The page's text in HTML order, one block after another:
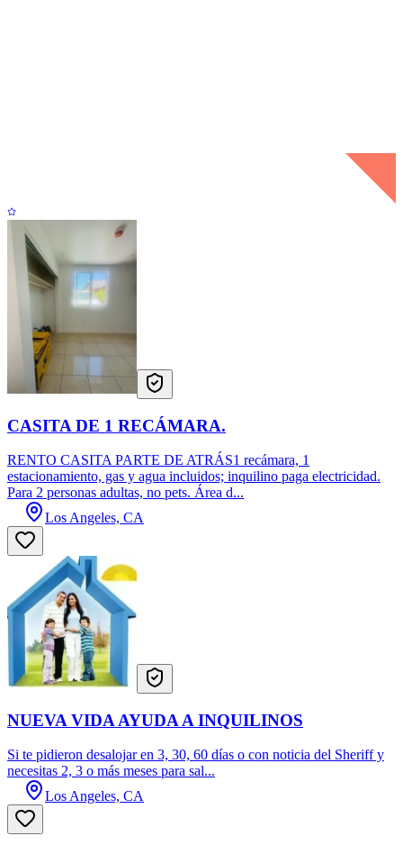
CASITA DE 1 RECÁMARA.
RENTO CASITA PARTE DE ATRÁS1 recámara, 1
estacionamiento, gas y agua incluidos; inquilino paga electricidad.
Para 2 personas adultas, no pets. Área d...
Los Angeles, CA
NUEVA VIDA AYUDA A INQUILINOS
Si te pidieron desalojar en 3, 30, 60 días o con noticia del Sheriff y
necesitas 2, 3 o más meses para sal...
Los Angeles, CA